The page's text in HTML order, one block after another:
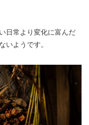
日常より変化に富んだ
いようです。